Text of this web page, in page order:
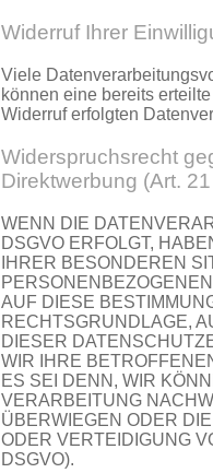
Widerruf Ihrer
Viele
können eine bereits
Widerruf erfolgten
Widerspruchsrecht
Direktwerbung (Art.
WENN DIE
DSGVO ERFOLGT,
IHRER BESONDEREN
AUF DIESE
RECHTSGRUNDLAGE,
DIESER
WIR IHRE
ES SEI DENN, WIR
VERARBEITUNG
ÜBERWIEGEN ODER
ODER VERTEIDIGUNG
DSGVO).